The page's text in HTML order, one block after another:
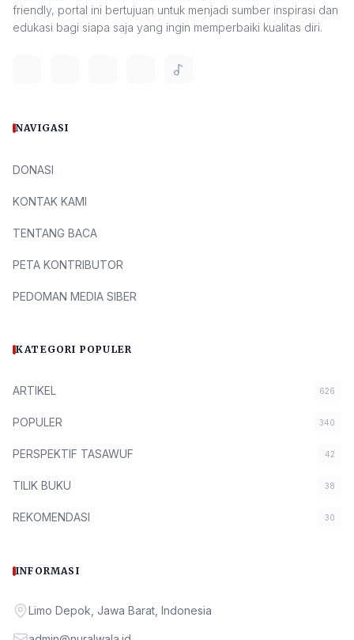
friendly, portal ini bertujuan untuk menjadi sumber inspirasi dan
edukasi bagi siapa saja yang ingin memperbaiki kualitas diri.
NAVIGASI
DONASI
KONTAK KAMI
TENTANG BACA
PETA KONTRIBUTOR
PEDOMAN MEDIA SIBER
KATEGORI POPULER
ARTIKEL 626
POPULER 340
PERSPEKTIF TASAWUF 42
TILIK BUKU 38
REKOMENDASI 30
INFORMASI
Limo Depok, Jawa Barat, Indonesia